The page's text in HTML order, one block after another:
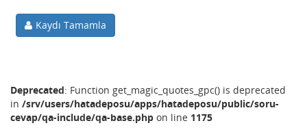
Kaydı Tamamla
Deprecated: Function get_magic_quotes_gpc() is deprecated
in /srv/users/hatadeposu/apps/hatadeposu/public/soru-
cevap/qa-include/qa-base.php on line 1175